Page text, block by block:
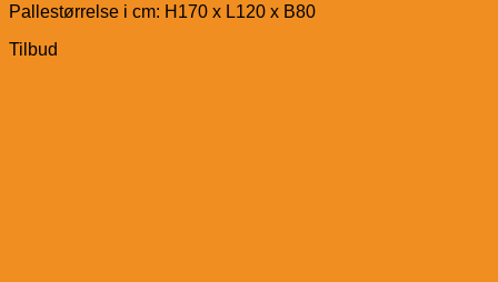
Pallestørrelse i cm: H170 x L120 x B80
Tilbud